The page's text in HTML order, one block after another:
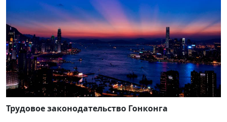
Трудовое законодательство Гонконга